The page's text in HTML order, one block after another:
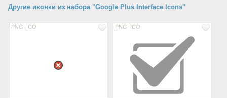
Другие иконки из набора "Google Plus Interface Icons"
PNG ICO PNG ICO